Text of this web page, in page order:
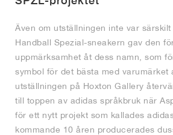
Även om utställningen inte var särskilt
Handball Spezial-sneakern gav den
uppmärksamhet åt dess namn, som
symbol för det bästa med varumärket
utställningen på Hoxton Gallery
till toppen av adidas språkbruk när
för ett nytt projekt som kallades
kommande 10 åren producerades